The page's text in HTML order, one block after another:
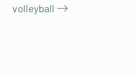
volleyball